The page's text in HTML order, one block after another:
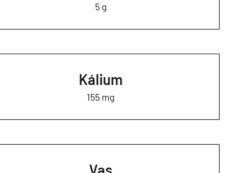
5 g
Kálium
155 mg